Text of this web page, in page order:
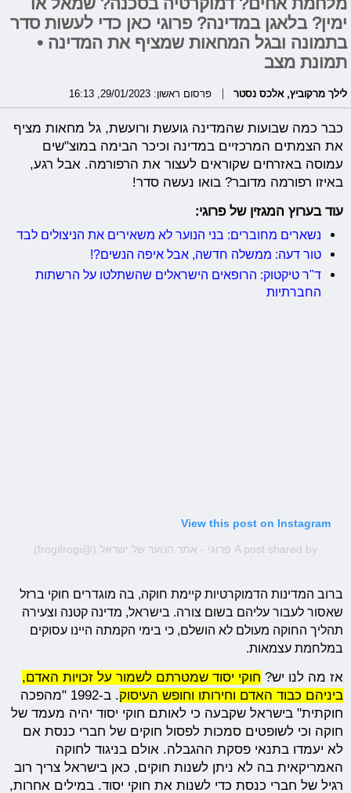
ימין? בלאגן במדינה? פרוגי כאן כדי לעשות סדר
בתמונה ובגל המחאות שמציף את המדינה •
תמונת מצב
לילך מרקוביץ, אלכס נסטר פרסום ראשון: 29/01/2023, 16:13
כבר כמה שבועות שהמדינה גועשת ורועשת, גל מחאות מציף
את הצמתים המרכזיים במדינה וכיכר הבימה במוצ"שים
עמוסה באזרחים שקוראים לעצור את הרפורמה. אבל רגע,
באיזו רפורמה מדובר? בואו נעשה סדר!
עוד בערוץ המגזין של פרוגי:
נשארים מחוברים: בני הנוער לא משאירים את הניצולים לבד
טור דעה: ממשלה חדשה, אבל איפה הנשים?!
ד"ר טיקטוק: הרופאים הישראלים שהשתלטו על הרשתות
החברתיות
View this post on Instagram
A post shared by פרוגי - אתר הנוער של ישראל (@frogifrogi)
ברוב המדינות הדמוקרטיות קיימת חוקה, בה מוגדרים חוקי ברזל
שאסור לעבור עליהם בשום צורה. בישראל, מדינה קטנה וצעירה
תהליך החוקה מעולם לא הושלם, כי בימי הקמתה היינו עסוקים
במלחמת עצמאות.
אז מה לנו יש? חוקי יסוד שמטרתם לשמור על זכויות האדם,
ביניהם כבוד האדם וחירותו וחופש העיסוק
. ב-1992 "מהפכה
חוקתית" בישראל שקבעה כי לאותם חוקי יסוד יהיה מעמד של
חוקה וכי לשופטים סמכות לפסול חוקים של חברי כנסת אם
לא יעמדו בתנאי פסקת ההגבלה. אולם בניגוד לחוקה
האמריקאית בה לא ניתן לשנות חוקים, כאן בישראל צריך רוב
רגיל של חברי כנסת כדי לשנות את חוקי יסוד. במילים אחרות,